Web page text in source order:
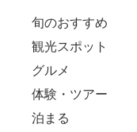
旬のおすすめ
観光スポット
グルメ
体験・ツアー
泊まる